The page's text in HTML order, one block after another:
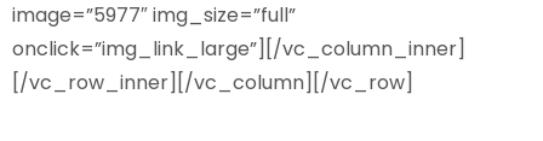
image=”5977″ img_size=”full”
onclick=”img_link_large”][/vc_column_inner]
[/vc_row_inner][/vc_column][/vc_row]